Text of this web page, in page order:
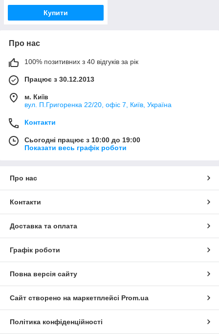
Купити
Про нас
100% позитивних з 40 відгуків за рік
Працює з 30.12.2013
м. Київ
вул. П.Григоренка 22/20, офіс 7, Київ, Україна
Контакти
Сьогодні працює з 10:00 до 19:00
Показати весь графік роботи
Про нас
Контакти
Доставка та оплата
Графік роботи
Повна версія сайту
Сайт створено на маркетплейсі Prom.ua
Політика конфіденційності